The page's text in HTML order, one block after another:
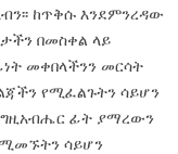
ከጥቅሱ እንደምንረዳው
በመስቀል ላይ
መቀበላችንን መርሳት
የሚፈልጉትን ሳይሆን
ፊት ያማረውን
ሳይሆን